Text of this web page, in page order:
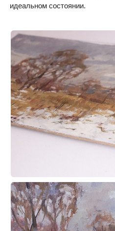
идеальном состоянии.